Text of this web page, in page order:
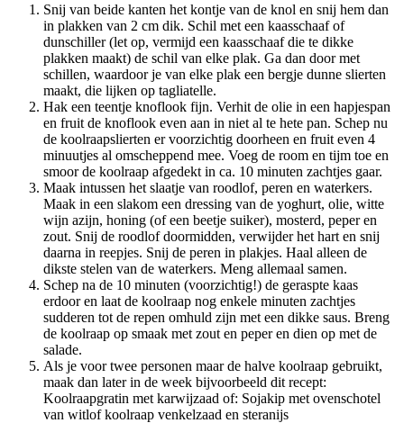
Snij van beide kanten het kontje van de knol en snij hem dan
in plakken van 2 cm dik. Schil met een kaasschaaf of
dunschiller (let op, vermijd een kaasschaaf die te dikke
plakken maakt) de schil van elke plak. Ga dan door met
schillen, waardoor je van elke plak een bergje dunne slierten
maakt, die lijken op tagliatelle.
Hak een teentje knoflook fijn. Verhit de olie in een hapjespan
en fruit de knoflook even aan in niet al te hete pan. Schep nu
de koolraapslierten er voorzichtig doorheen en fruit even 4
minuutjes al omscheppend mee. Voeg de room en tijm toe en
smoor de koolraap afgedekt in ca. 10 minuten zachtjes gaar.
Maak intussen het slaatje van roodlof, peren en waterkers.
Maak in een slakom een dressing van de yoghurt, olie, witte
wijn azijn, honing (of een beetje suiker), mosterd, peper en
zout. Snij de roodlof doormidden, verwijder het hart en snij
daarna in reepjes. Snij de peren in plakjes. Haal alleen de
dikste stelen van de waterkers. Meng allemaal samen.
Schep na de 10 minuten (voorzichtig!) de geraspte kaas
erdoor en laat de koolraap nog enkele minuten zachtjes
sudderen tot de repen omhuld zijn met een dikke saus. Breng
de koolraap op smaak met zout en peper en dien op met de
salade.
Als je voor twee personen maar de halve koolraap gebruikt,
maak dan later in de week bijvoorbeeld dit recept:
Koolraapgratin met karwijzaad of: Sojakip met ovenschotel
van witlof koolraap venkelzaad en steranijs